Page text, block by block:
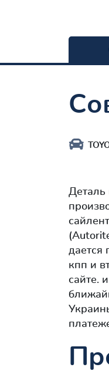
Деталь
дается
кпп и
сайте.